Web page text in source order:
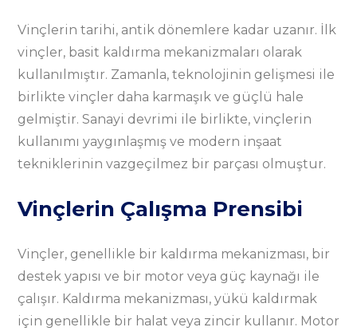
Vinçlerin tarihi, antik dönemlere kadar uzanır. İlk
vinçler, basit kaldırma mekanizmaları olarak
kullanılmıştır. Zamanla, teknolojinin gelişmesi ile
birlikte vinçler daha karmaşık ve güçlü hale
gelmiştir. Sanayi devrimi ile birlikte, vinçlerin
kullanımı yaygınlaşmış ve modern inşaat
tekniklerinin vazgeçilmez bir parçası olmuştur.
Vinçlerin Çalışma Prensibi
Vinçler, genellikle bir kaldırma mekanizması, bir
destek yapısı ve bir motor veya güç kaynağı ile
çalışır. Kaldırma mekanizması, yükü kaldırmak
için genellikle bir halat veya zincir kullanır. Motor